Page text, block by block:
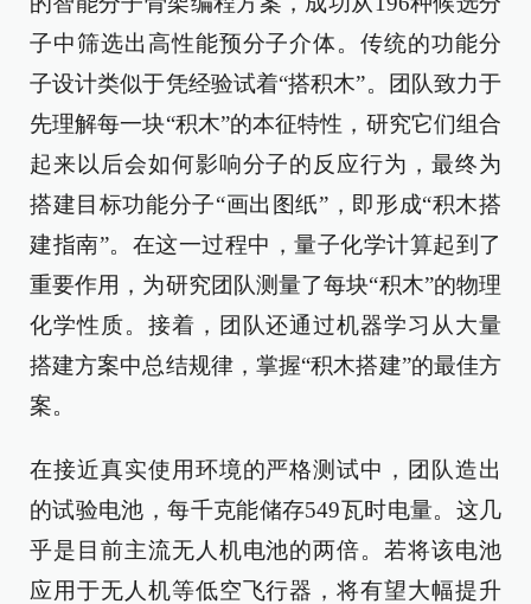
子中筛选出高性能预分子介体。传统的功能分
子设计类似于凭经验试着“搭积木”。团队致力于
先理解每一块“积木”的本征特性，研究它们组合
起来以后会如何影响分子的反应行为，最终为
搭建目标功能分子“画出图纸”，即形成“积木搭
建指南”。在这一过程中，量子化学计算起到了
重要作用，为研究团队测量了每块“积木”的物理
化学性质。接着，团队还通过机器学习从大量
搭建方案中总结规律，掌握“积木搭建”的最佳方
案。
在接近真实使用环境的严格测试中，团队造出
的试验电池，每千克能储存549瓦时电量。这几
乎是目前主流无人机电池的两倍。若将该电池
应用于无人机等低空飞行器，将有望大幅提升